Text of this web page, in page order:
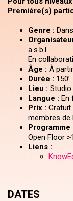
Première(s)
Genre :
a.s.b.l.
En
Âge : À
Durée : 150’
Lieu : Studio
Langue : En
Prix :
membres de
Programme
Open Floor
Liens :
DATES